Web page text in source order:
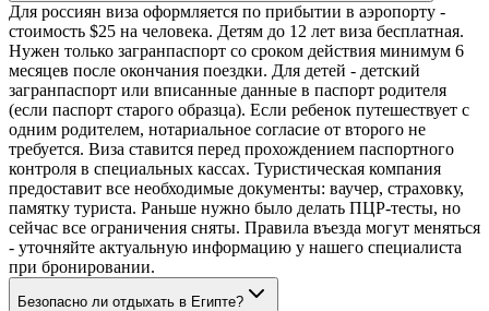
Для россиян виза оформляется по прибытии в аэропорту -
стоимость $25 на человека. Детям до 12 лет виза бесплатная.
Нужен только загранпаспорт со сроком действия минимум 6
месяцев после окончания поездки. Для детей - детский
загранпаспорт или вписанные данные в паспорт родителя
(если паспорт старого образца). Если ребенок путешествует с
одним родителем, нотариальное согласие от второго не
требуется. Виза ставится перед прохождением паспортного
контроля в специальных кассах. Туристическая компания
предоставит все необходимые документы: ваучер, страховку,
памятку туриста. Раньше нужно было делать ПЦР-тесты, но
сейчас все ограничения сняты. Правила въезда могут меняться
- уточняйте актуальную информацию у нашего специалиста
при бронировании.
Безопасно ли отдыхать в Египте?